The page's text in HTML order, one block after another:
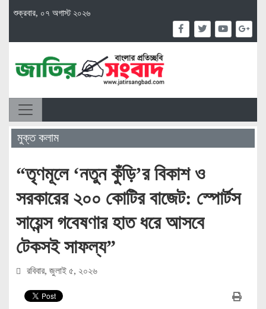
শুক্রবার, ০৭ অগাস্ট ২০২৬
মুক্ত কলাম
“তৃণমূলে ‘নতুন কুঁড়ি’র বিকাশ ও
সরকারের ২০০ কোটির বাজেট: স্পোর্টস
সায়েন্স গবেষণার হাত ধরে আসবে
টেকসই সাফল্য”
রবিবার, জুলাই ৫, ২০২৬